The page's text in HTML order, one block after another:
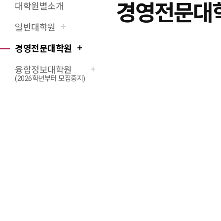
대학원별소개
일반대학원
경영전문대학원
융합정보대학원
(2026학년부터 모집중지)
경영전문대
X(트위터)페이스북네이버블로그